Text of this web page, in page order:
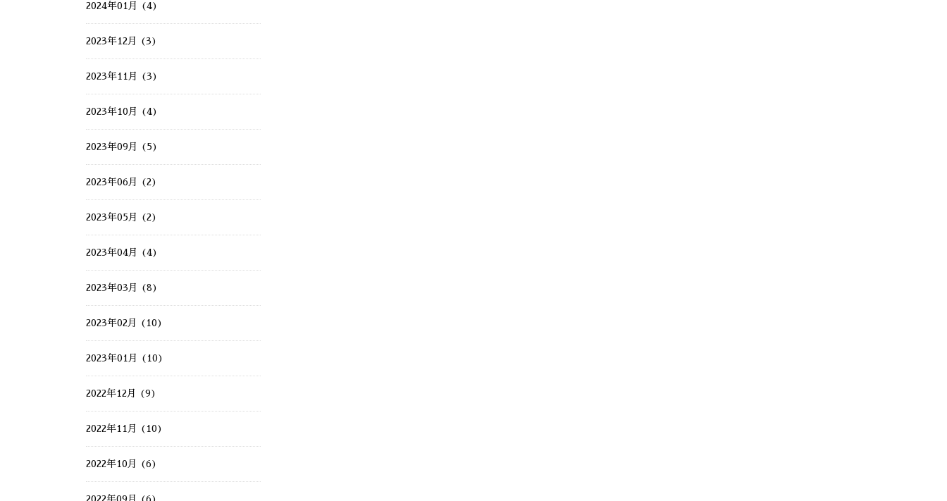
2024年01月 (4)
2023年12月 (3)
2023年11月 (3)
2023年10月 (4)
2023年09月 (5)
2023年06月 (2)
2023年05月 (2)
2023年04月 (4)
2023年03月 (8)
2023年02月 (10)
2023年01月 (10)
2022年12月 (9)
2022年11月 (10)
2022年10月 (6)
2022年09月 (6)